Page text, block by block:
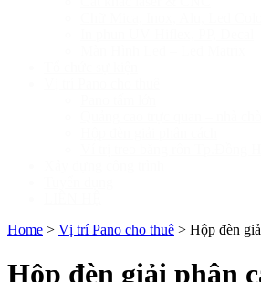
Home > Vị trí Pano cho thuê > Hộp đèn
Hộp đèn giải phân